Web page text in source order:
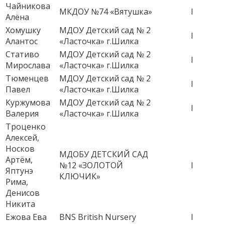
Чайникова
Алёна
МКДОУ №74 «Вятушка»
I
Хомушку
Алантос
МДОУ Детский сад № 2
«Ласточка» г.Шилка
I
Стативо
Мирослава
МДОУ Детский сад № 2
«Ласточка» г.Шилка
I
Тюменцев
Павел
МДОУ Детский сад № 2
«Ласточка» г.Шилка
I
Куржумова
Валерия
МДОУ Детский сад № 2
«Ласточка» г.Шилка
I
Троценко
Алексей,
Носков
Артём,
Яптунэ
Рима,
Денисов
Никита
МДОБУ ДЕТСКИЙ САД
№12 «ЗОЛОТОЙ
КЛЮЧИК»
I
Ежова Ева BNS British Nursery I